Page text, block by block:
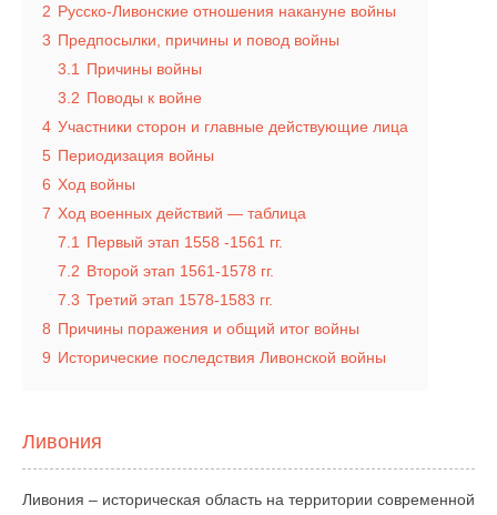
2 Русско-Ливонские отношения накануне войны
3 Предпосылки, причины и повод войны
3.1
Причины войны
3.2 Поводы к войне
4 Участники сторон и главные действующие лица
5 Периодизация войны
6 Ход войны
7 Ход военных действий — таблица
7.1
Первый этап 1558 -1561 гг.
7.2 Второй этап 1561-1578 гг.
7.3 Третий этап 1578-1583 гг.
8 Причины поражения и общий итог войны
9 Исторические последствия Ливонской войны
Ливония
Ливония – историческая область на территории современной